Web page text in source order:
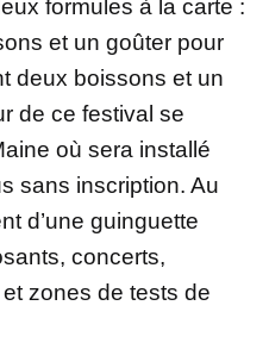
formules à la carte :
et un goûter pour
deux boissons et un
de ce festival se
où sera installé
sans inscription. Au
d’une guinguette
concerts,
zones de tests de